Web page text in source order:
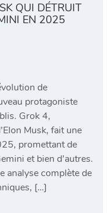
QUI DÉTRUIT
EN 2025
de
protagoniste
Grok 4,
Musk, fait une
promettant de
et bien d’autres.
analyse complète de
[…]